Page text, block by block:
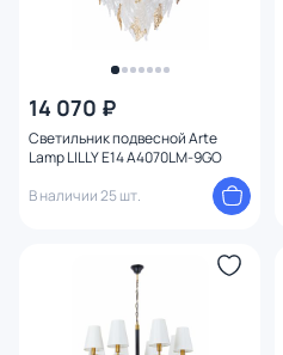
14 070 ₽
Светильник подвесной Arte
Lamp LILLY E14 A4070LM-9GO
В наличии 25 шт.